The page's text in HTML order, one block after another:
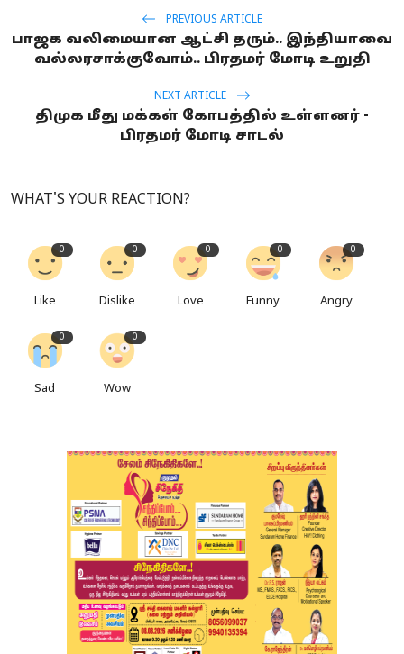
PREVIOUS ARTICLE
பாஜக வலிமையான ஆட்சி தரும்.. இந்தியாவை
வல்லரசாக்குவோம்.. பிரதமர் மோடி உறுதி
NEXT ARTICLE
திமுக மீது மக்கள் கோபத்தில் உள்ளனர் -
பிரதமர் மோடி சாடல்
WHAT'S YOUR REACTION?
0
Like
0
Dislike
0
Love
0
Funny
0
Angry
0
Sad
0
Wow